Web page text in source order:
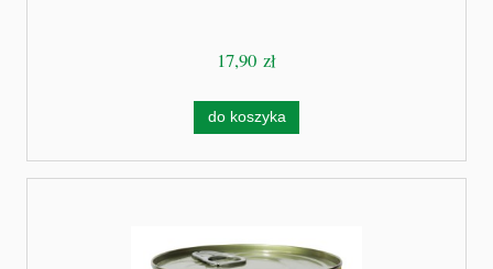
17,90 zł
do koszyka